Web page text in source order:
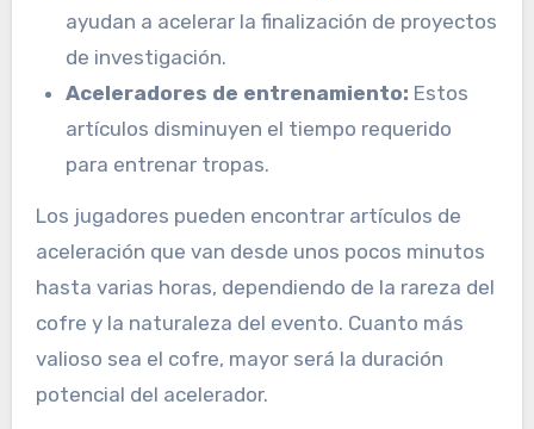
ayudan a acelerar la finalización de proyectos
de investigación.
Aceleradores de entrenamiento: Estos
artículos disminuyen el tiempo requerido
para entrenar tropas.
Los jugadores pueden encontrar artículos de
aceleración que van desde unos pocos minutos
hasta varias horas, dependiendo de la rareza del
cofre y la naturaleza del evento. Cuanto más
valioso sea el cofre, mayor será la duración
potencial del acelerador.